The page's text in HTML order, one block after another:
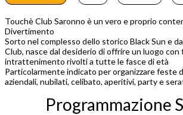
Touchè Club Saronno è un vero e proprio
Divertimento
Sorto nel complesso dello storico Black Sun e
Club, nasce dal desiderio di offrire un luogo con
intrattenimento rivolti a tutte le fasce di età
Particolarmente indicato per organizzare feste
aziendali, nubilati, celibato, aperitivi, party e
Programmazione